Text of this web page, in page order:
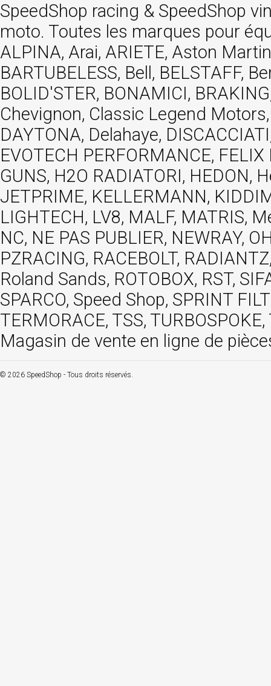
SpeedShop racing & SpeedShop
moto. Toutes les marques pour
ALPINA, Arai, ARIETE, Aston
BARTUBELESS, Bell, BELSTAFF,
BOLID'STER, BONAMICI,
Chevignon, Classic Legend
DAYTONA, Delahaye,
EVOTECH PERFORMANCE,
GUNS, H2O RADIATORI, HEDON,
JETPRIME, KELLERMANN,
LIGHTECH, LV8, MALF, MATRIS,
NC, NE PAS PUBLIER, NEWRAY,
PZRACING, RACEBOLT,
Roland Sands, ROTOBOX, RST,
SPARCO, Speed Shop, SPRINT
TERMORACE, TSS,
Magasin de vente en ligne de
© 2026 SpeedShop - Tous droits réservés.